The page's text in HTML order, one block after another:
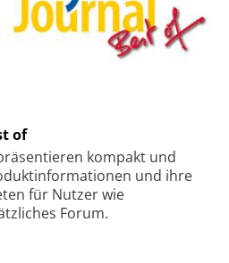
of
kompakt und
und ihre
für Nutzer wie
Forum.